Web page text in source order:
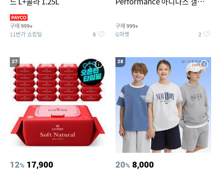
구매 999+
11번가 쇼킹딜 8
구매 999+
G마켓 2
27
12% 17,900
28
20% 8,000